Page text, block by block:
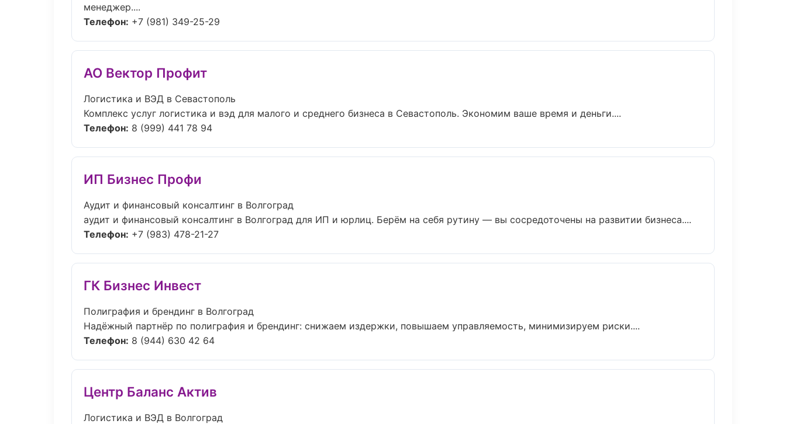
менеджер....
Телефон: +7 (981) 349-25-29
АО Вектор Профит
Логистика и ВЭД в Севастополь
Комплекс услуг логистика и вэд для малого и среднего бизнеса в Севастополь. Экономим ваше время и деньги....
Телефон: 8 (999) 441 78 94
ИП Бизнес Профи
Аудит и финансовый консалтинг в Волгоград
аудит и финансовый консалтинг в Волгоград для ИП и юрлиц. Берём на себя рутину — вы сосредоточены на развитии бизнеса....
Телефон: +7 (983) 478-21-27
ГК Бизнес Инвест
Полиграфия и брендинг в Волгоград
Надёжный партнёр по полиграфия и брендинг: снижаем издержки, повышаем управляемость, минимизируем риски....
Телефон: 8 (944) 630 42 64
Центр Баланс Актив
Логистика и ВЭД в Волгоград